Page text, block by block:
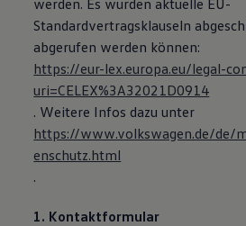
werden. Es wurden aktuelle EU-
Standardvertragsklauseln
abgerufen werden können:
https://eur-lex.europa.eu/legal-
uri=CELEX%3A32021D0914
. Weitere Infos dazu unter
https://www.volkswagen.de/de/
enschutz.html
.
1. Kontaktformular